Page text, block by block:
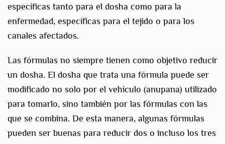
específicas tanto para el dosha como para la
enfermedad, específicas para el tejido o para los
canales afectados.
Las fórmulas no siempre tienen como objetivo reducir
un dosha. El dosha que trata una fórmula puede ser
modificado no solo por el vehículo (anupana) utilizado
para tomarlo, sino también por las fórmulas con las
que se combina. De esta manera, algunas fórmulas
pueden ser buenas para reducir dos o incluso los tres